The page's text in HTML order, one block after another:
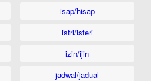
isap/hisap
istri/isteri
izin/ijin
jadwal/jadual